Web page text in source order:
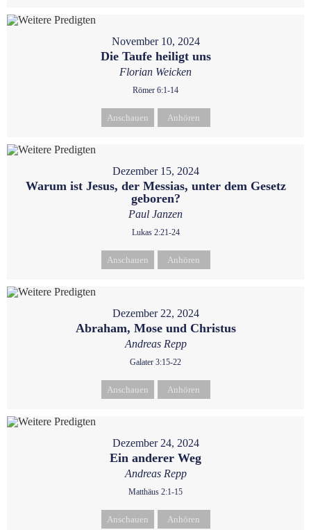
November 10, 2024
Die Taufe heiligt uns
Florian Weicken
Römer 6:1-14
Anschauen Anhören
Dezember 15, 2024
Warum ist Jesus, der Messias, unter dem Gesetz
geboren?
Paul Janzen
Lukas 2:21-24
Anschauen Anhören
Dezember 22, 2024
Abraham, Mose und Christus
Andreas Repp
Galater 3:15-22
Anschauen Anhören
Dezember 24, 2024
Ein anderer Weg
Andreas Repp
Matthäus 2:1-15
Anschauen Anhören